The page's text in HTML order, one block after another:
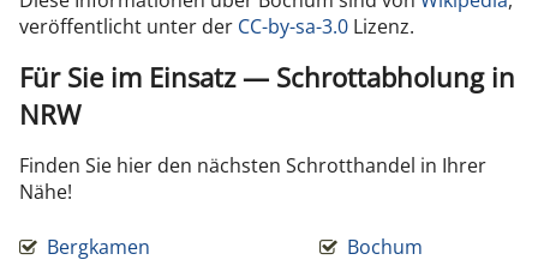
veröffentlicht unter der CC-by-sa-3.0 Lizenz.
Für Sie im Einsatz — Schrottabholung in
NRW
Finden Sie hier den nächsten Schrotthandel in Ihrer
Nähe!
Bergkamen
Bochum